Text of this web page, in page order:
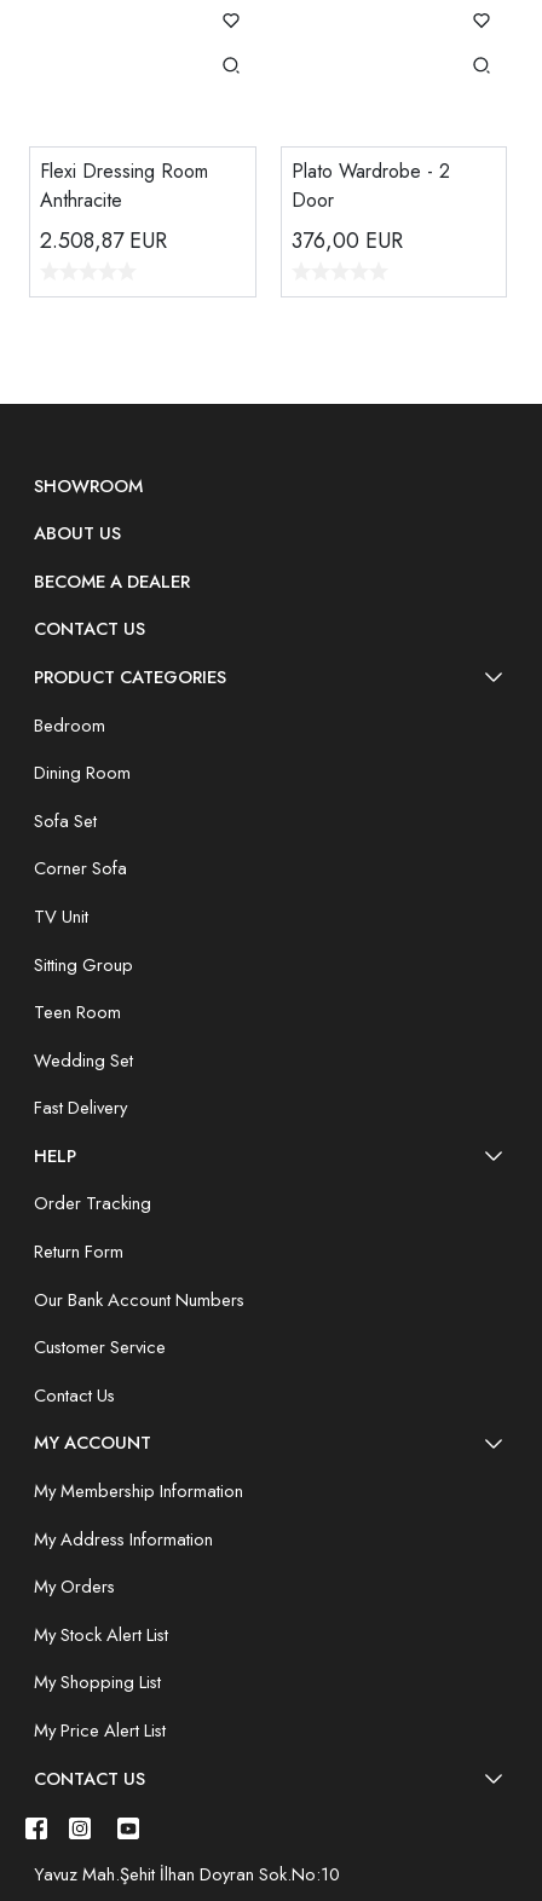
Flexi Dressing Room
Anthracite
2.508,87EUR
Plato Wardrobe - 2
Door
376,00 EUR
SHOWROOM
ABOUT US
BECOME A DEALER
CONTACT US
PRODUCT CATEGORIES
Bedroom
Dining Room
Sofa Set
Corner Sofa
TV Unit
Sitting Group
Teen Room
Wedding Set
Fast Delivery
HELP
Order Tracking
Return Form
Our Bank Account Numbers
Customer Service
Contact Us
MY ACCOUNT
My Membership Information
My Address Information
My Orders
My Stock Alert List
My Shopping List
My Price Alert List
CONTACT US
Yavuz Mah.Şehit İlhan Doyran Sok.No:10